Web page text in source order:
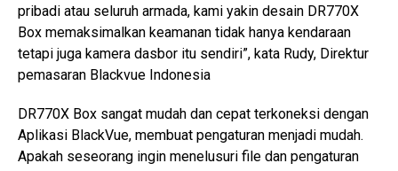
pribadi atau seluruh armada, kami yakin desain DR770X
Box memaksimalkan keamanan tidak hanya kendaraan
tetapi juga kamera dasbor itu sendiri”, kata Rudy, Direktur
pemasaran Blackvue Indonesia
DR770X Box sangat mudah dan cepat terkoneksi dengan
Aplikasi BlackVue, membuat pengaturan menjadi mudah.
Apakah seseorang ingin menelusuri file dan pengaturan